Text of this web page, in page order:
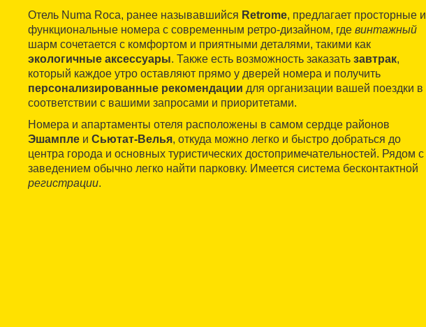
Отель Numa Roca, ранее называвшийся Retrome, предлагает просторные и
функциональные номера с современным ретро-дизайном, где винтажный
шарм сочетается с комфортом и приятными деталями, такими как
экологичные аксессуары. Также есть возможность заказать завтрак,
который каждое утро оставляют прямо у дверей номера и получить
персонализированные рекомендации для организации вашей поездки в
соответствии с вашими запросами и приоритетами.
Номера и апартаменты отеля расположены в самом сердце районов
Эшампле и Сьютат-Велья, откуда можно легко и быстро добраться до
центра города и основных туристических достопримечательностей. Рядом с
заведением обычно легко найти парковку. Имеется система бесконтактной
регистрации.